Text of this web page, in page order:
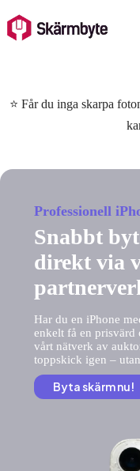
to
content
⭐ Får du inga skarpa
Professionell
Snabbt
direkt via
Har du en iPhone
enkelt få en prisvärd
vårt nätverk av
toppskick igen –
Byta skärm nu!